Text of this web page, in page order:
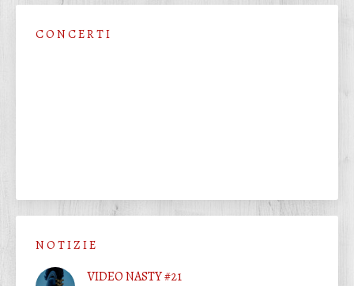
C O N C E R T I
N O T I Z I E
VIDEO NASTY #21